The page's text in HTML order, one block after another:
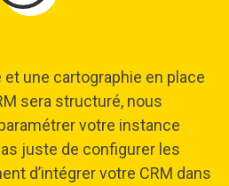
une cartographie en place
sera structuré, nous
votre instance
juste de configurer les
d’intégrer votre CRM dans